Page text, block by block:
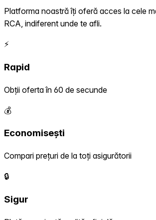
Platforma noastră îți oferă acces la cele
RCA, indiferent unde te afli.
⚡
Rapid
Obții oferta în 60 de secunde
💰
Economisești
Compari prețuri de la toți asigurătorii
🔒
Sigur